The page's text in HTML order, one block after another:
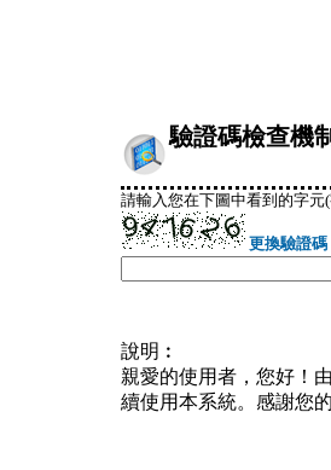
驗證碼檢查機
請輸入您在下圖中看到的字元
更換驗證碼
說明︰
親愛的使用者，您好！
續使用本系統。感謝您的